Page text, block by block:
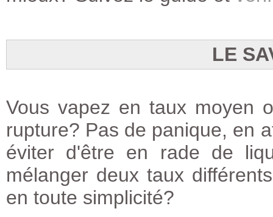
LE
Vous vapez en taux moyen
rupture? Pas de panique, en
éviter d'être en rade de
mélanger deux taux
en toute simplicité?